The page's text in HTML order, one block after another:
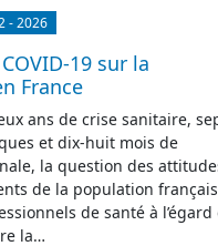
-2026
19 sur la
France
ans de crise sanitaire,
et dix-huit mois de
la question des
de la population
de santé à l’égard
la…